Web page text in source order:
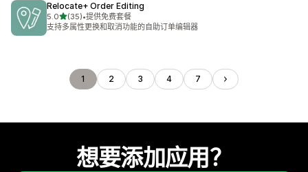
Relocate+ Order Editing
5.0星（满分 5 星）
(35)
总共 35 条评论
•提供免费套餐
支持多属性更换和取消功能的自助订单编辑器
1 2 3 4 7
想要添加应用？